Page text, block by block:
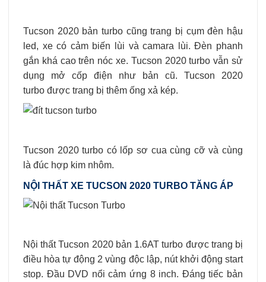
Tucson 2020 bản turbo cũng trang bị cụm đèn hậu
led, xe có cảm biến lùi và camara lùi. Đèn phanh
gắn khá cao trên nóc xe. Tucson 2020 turbo vẫn sử
dụng mở cốp điện như bản cũ. Tucson 2020
turbo được trang bị thêm ống xả kép.
Tucson 2020 turbo có lốp sơ cua cùng cỡ và cùng
là đúc hợp kim nhôm.
NỘI THẤT XE TUCSON 2020 TURBO TĂNG ÁP
Nội thất Tucson 2020 bản 1.6AT turbo được trang bị
điều hòa tự động 2 vùng độc lập, nút khởi động start
stop. Đầu DVD nổi cảm ứng 8 inch. Đáng tiếc bản